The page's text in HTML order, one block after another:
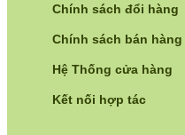
Chính sách đổi hàng
Chính sách bán hàng
Hệ Thống cửa hàng
Kết nối hợp tác